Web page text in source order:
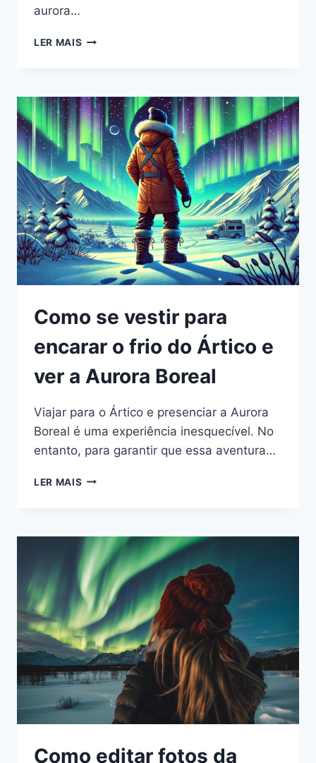
aurora…
LER MAIS EXPLORANDO
VER
A
AURORA
BOREAL
NA
ESCÓCIA
Como se vestir para
encarar o frio do Ártico e
ver a Aurora Boreal
Viajar para o Ártico e presenciar a Aurora
Boreal é uma experiência inesquecível. No
entanto, para garantir que essa aventura…
LER MAIS COMO
ENCARAR
O
FRIO
DO
ÁRTICO
E
VER
A
AURORA
BOREAL
Como editar fotos da